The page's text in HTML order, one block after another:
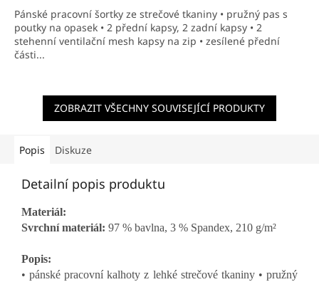
z
5
hvězdiček.
Pánské pracovní šortky ze strečové tkaniny • pružný pas s
poutky na opasek • 2 přední kapsy, 2 zadní kapsy • 2
stehenní ventilační mesh kapsy na zip • zesílené přední
části...
ZOBRAZIT VŠECHNY SOUVISEJÍCÍ PRODUKTY
Popis Diskuze
Detailní popis produktu
Materiál:
Svrchní materiál: 97 % bavlna, 3 % Spandex, 210 g/m²
Popis:
• pánské pracovní kalhoty z lehké strečové tkaniny • pružný